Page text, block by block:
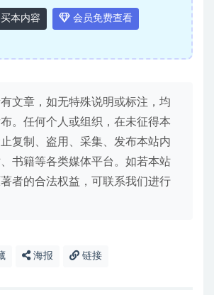
本内容 会员免费查看
文章，如无特殊说明或标注，均
。任何个人或组织，在未征得本
复制、盗用、采集、发布本站内
书籍等各类媒体平台。如若本站
者的合法权益，可联系我们进行
海报 链接